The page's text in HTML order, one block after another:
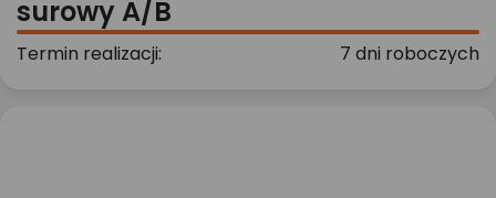
surowy A/B
Termin realizacji: 7 dni roboczych